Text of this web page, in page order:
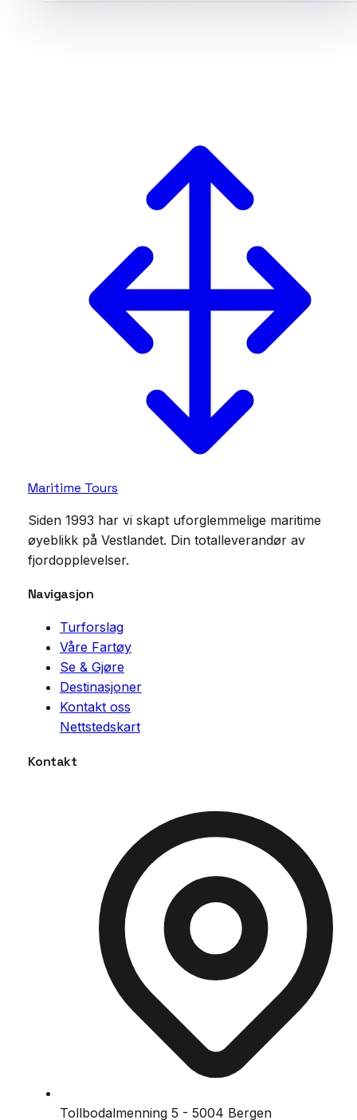
Maritime Tours
Siden 1993 har vi skapt uforglemmelige maritime
øyeblikk på Vestlandet. Din totalleverandør av
fjordopplevelser.
Navigasjon
Turforslag
Våre Fartøy
Se & Gjøre
Destinasjoner
Kontakt oss
Nettstedskart
Kontakt
Tollbodalmenning 5 - 5004 Bergen